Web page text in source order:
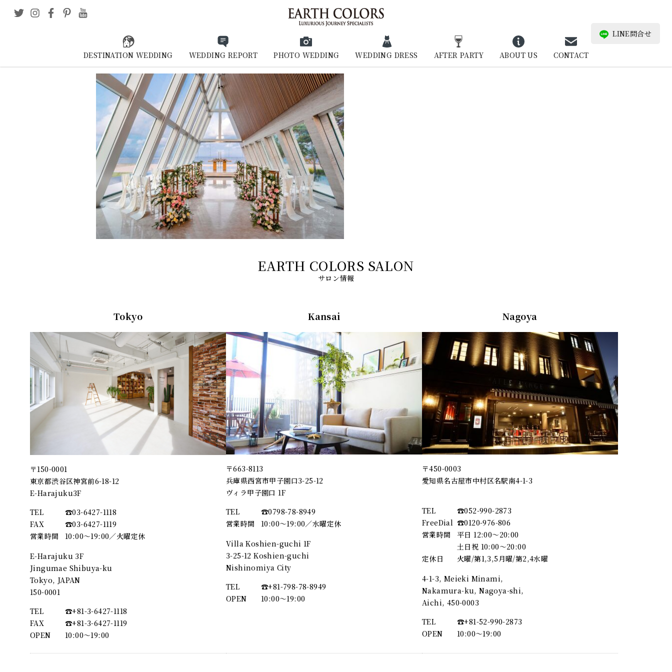
DESTINATION WEDDING WEDDING REPORT PHOTO WEDDING WEDDING DRESS AFTER PARTY ABOUT US CONTACT
LINE問合せ
サロン情報
Tokyo
〒150-0001
東京都渋谷区神宮前6-18-12
E-Harajuku3F
TEL
☎︎03-6427-1118
FAX
☎︎03-6427-1119
営業時間
10:00～19:00／火曜定休
E-Harajuku 3F
Jingumae Shibuya-ku
Tokyo, JAPAN
150-0001
TEL
☎︎+81-3-6427-1118
FAX
☎︎+81-3-6427-1119
OPEN
10:00〜19:00
Kansai
〒663-8113
兵庫県西宮市甲子園口3-25-12
ヴィラ甲子園口 1F
TEL
☎︎0798-78-8949
営業時間
10:00～19:00／水曜定休
Villa Koshien-guchi 1F
3-25-12 Koshien-guchi
Nishinomiya City
TEL
☎︎+81-798-78-8949
OPEN
10:00〜19:00
Nagoya
〒450-0003
愛知県名古屋市中村区名駅南4-1-3
TEL
☎︎052-990-2873
FreeDial ☎︎0120-976-806
営業時間
平日 12:00～20:00
土日祝 10:00～20:00
定休日
火曜/第1,3,5月曜/第2,4水曜
4-1-3, Meieki Minami,
Nakamura-ku, Nagoya-shi,
Aichi, 450-0003
TEL
☎︎+81-52-990-2873
OPEN
10:00〜19:00